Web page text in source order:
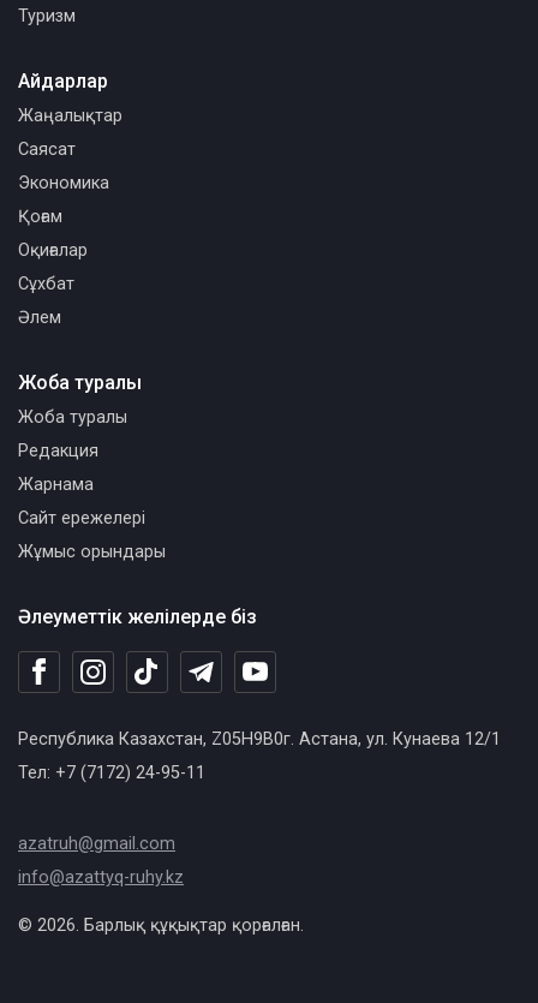
Туризм
Әлеуметтік желілерде біз
Республика Казахстан, Z05H9B0г. Астана, ул. Кунаева 12/1
Тел: +7 (7172) 24-95-11
azatruh@gmail.com
info@azattyq-ruhy.kz
Айдарлар
Жаңалықтар
Саясат
Экономика
Қоғам
Оқиғалар
Сұхбат
Әлем
Жоба туралы
Жоба туралы
Редакция
Жарнама
Сайт ережелері
Жұмыс орындары
© 2026. Барлық құқықтар қорғалған.